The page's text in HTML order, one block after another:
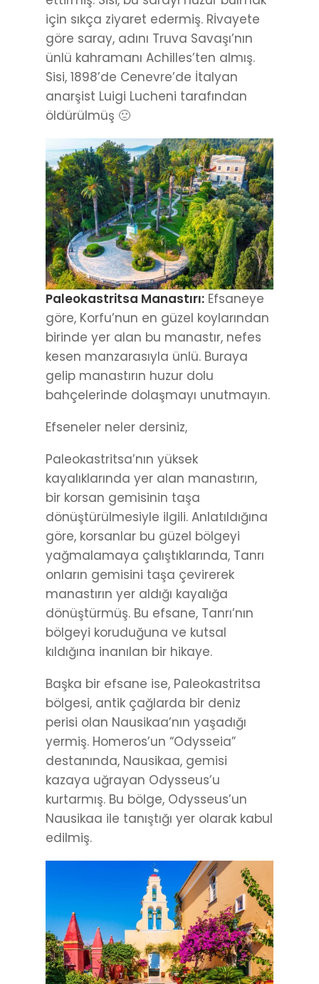
için sıkça ziyaret edermiş. Rİvayete
göre saray, adını Truva Savaşı’nın
ünlü kahramanı Achilles’ten almış.
Sisi, 1898’de Cenevre’de İtalyan
anarşist Luigi Lucheni tarafından
öldürülmüş 🙁
Paleokastritsa Manastırı: Efsaneye
göre, Korfu’nun en güzel koylarından
birinde yer alan bu manastır, nefes
kesen manzarasıyla ünlü. Buraya
gelip manastırın huzur dolu
bahçelerinde dolaşmayı unutmayın.
Efseneler neler dersiniz,
Paleokastritsa’nın yüksek
kayalıklarında yer alan manastırın,
bir korsan gemisinin taşa
dönüştürülmesiyle ilgili. Anlatıldığına
göre, korsanlar bu güzel bölgeyi
yağmalamaya çalıştıklarında, Tanrı
onların gemisini taşa çevirerek
manastırın yer aldığı kayalığa
dönüştürmüş. Bu efsane, Tanrı’nın
bölgeyi koruduğuna ve kutsal
kıldığına inanılan bir hikaye.
Başka bir efsane ise, Paleokastritsa
bölgesi, antik çağlarda bir deniz
perisi olan Nausikaa’nın yaşadığı
yermiş. Homeros’un “Odysseia”
destanında, Nausikaa, gemisi
kazaya uğrayan Odysseus’u
kurtarmış. Bu bölge, Odysseus’un
Nausikaa ile tanıştığı yer olarak kabul
edilmiş.